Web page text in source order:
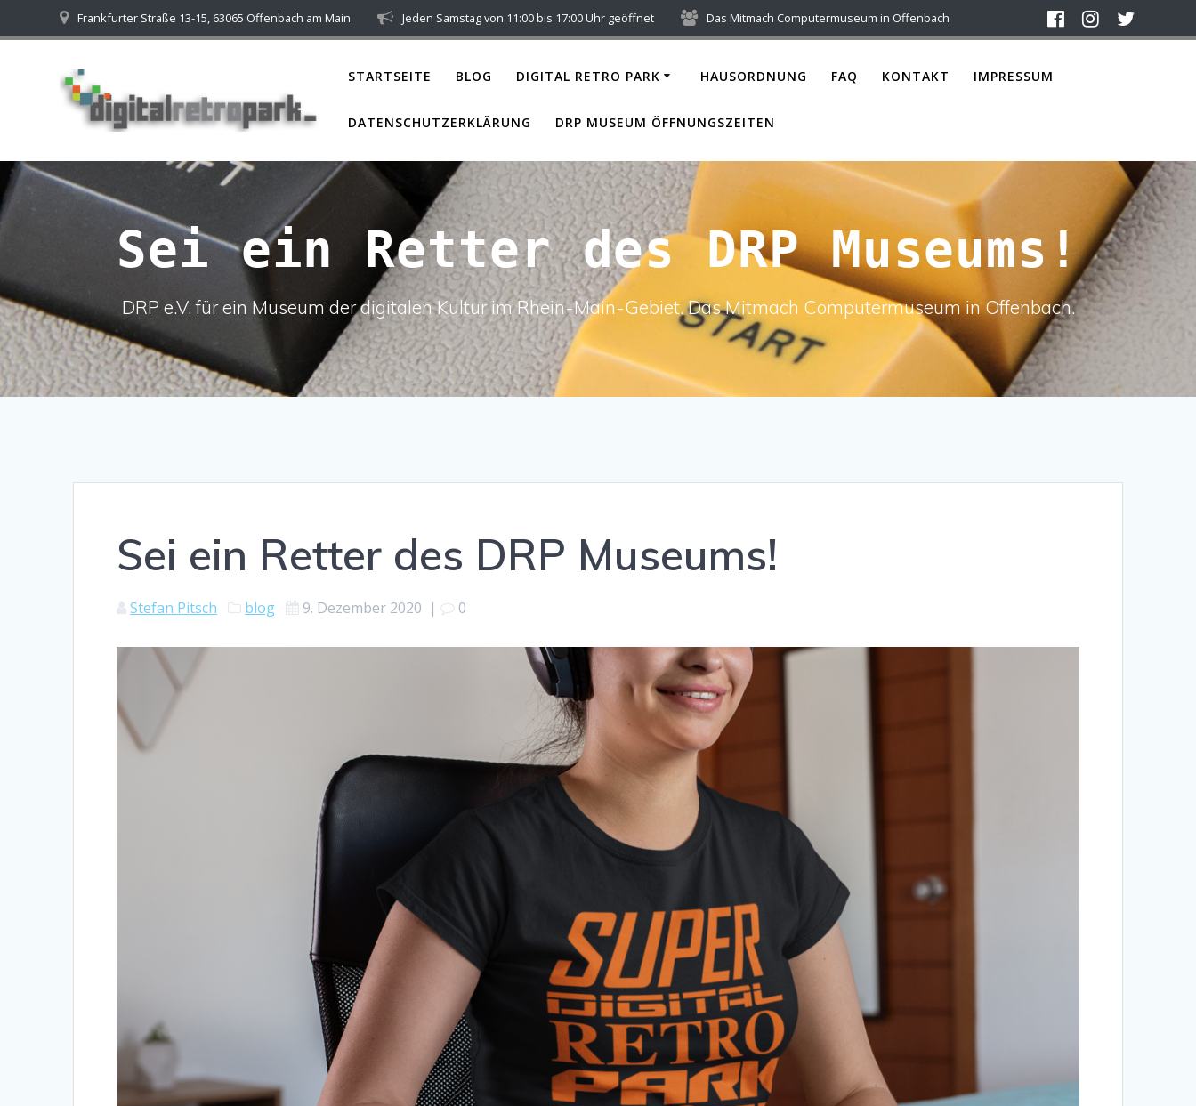
to
Frankfurter Straße 13-15, 63065 Offenbach am Main Jeden Samstag von 11:00 bis 17:00 Uhr geöffnet Das Mitmach Computermuseum in Offenbach
STARTSEITE BLOG DIGITAL RETRO PARK HAUSORDNUNG FAQ KONTAKT IMPRESSUM
DATENSCHUTZERKLÄRUNG DRP MUSEUM ÖFFNUNGSZEITEN
Sei ein Retter des DRP Museums!
DRP e.V. für ein Museum der digitalen Kultur im Rhein-Main-Gebiet. Das Mitmach Computermuseum in Offenbach.
Sei ein Retter des DRP Museums!
Stefan Pitsch blog 9. Dezember 2020 | 0